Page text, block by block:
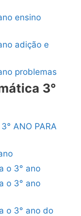
ensino
adição e
problemas
3°
ANO PARA
o 3° ano
o 3° ano
o 3° ano do